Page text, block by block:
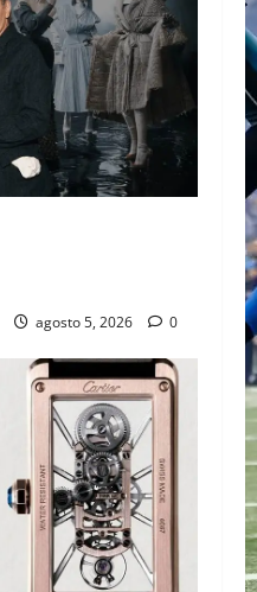
agosto 5, 2026 0